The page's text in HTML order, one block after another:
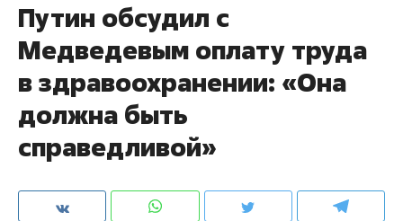
Путин обсудил с
Медведевым оплату труда
в здравоохранении: «Она
должна быть
справедливой»